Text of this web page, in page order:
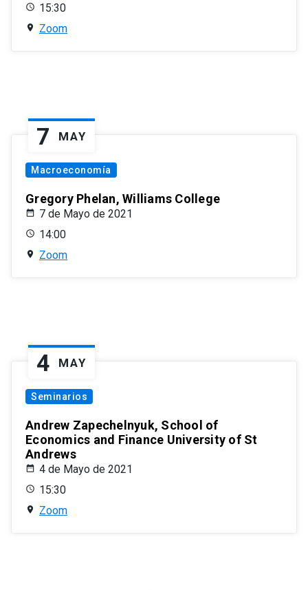
15:30
Zoom
7 MAY
Macroeconomía
Gregory Phelan, Williams College
7 de Mayo de 2021
14:00
Zoom
4 MAY
Seminarios
Andrew Zapechelnyuk, School of
Economics and Finance University of St
Andrews
4 de Mayo de 2021
15:30
Zoom